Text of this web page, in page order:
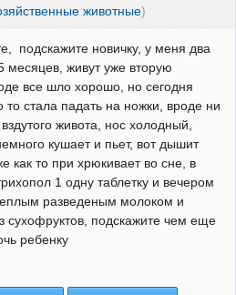
животные)
подскажите новичку, у меня два
месяцев, живут уже вторую
все шло хорошо, но сегодня
то стала падать на ножки, вроде ни
живота, нос холодный,
кушает и пьет, вот дышит
как то при хрюкивает во сне, в
1 одну таблетку и вечером
разведеным молоком и
сухофруктов, подскажите чем еще
ребенку